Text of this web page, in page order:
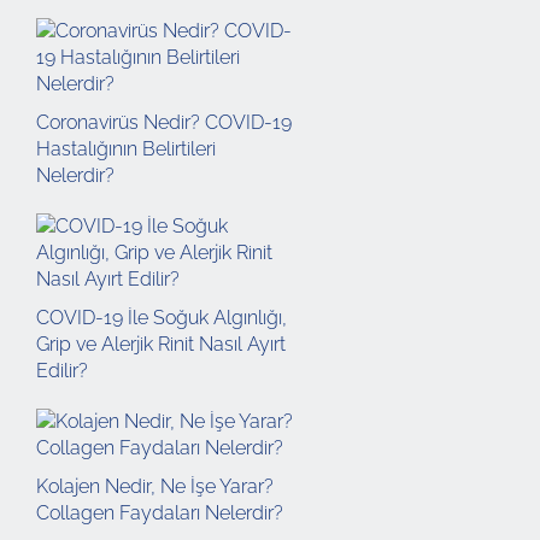
Coronavirüs Nedir? COVID-19
Hastalığının Belirtileri
Nelerdir?
COVID-19 İle Soğuk Algınlığı,
Grip ve Alerjik Rinit Nasıl Ayırt
Edilir?
Kolajen Nedir, Ne İşe Yarar?
Collagen Faydaları Nelerdir?